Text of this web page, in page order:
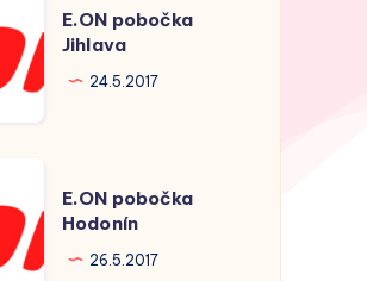
E.ON pobočka
Jihlava
24.5.2017
E.ON pobočka
Hodonín
26.5.2017